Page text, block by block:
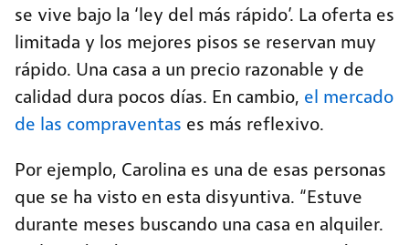
se vive bajo la ‘ley del más rápido’. La oferta es
limitada y los mejores pisos se reservan muy
rápido. Una casa a un precio razonable y de
calidad dura pocos días. En cambio, el mercado
de las compraventas es más reflexivo.
Por ejemplo, Carolina es una de esas personas
que se ha visto en esta disyuntiva. “Estuve
durante meses buscando una casa en alquiler.